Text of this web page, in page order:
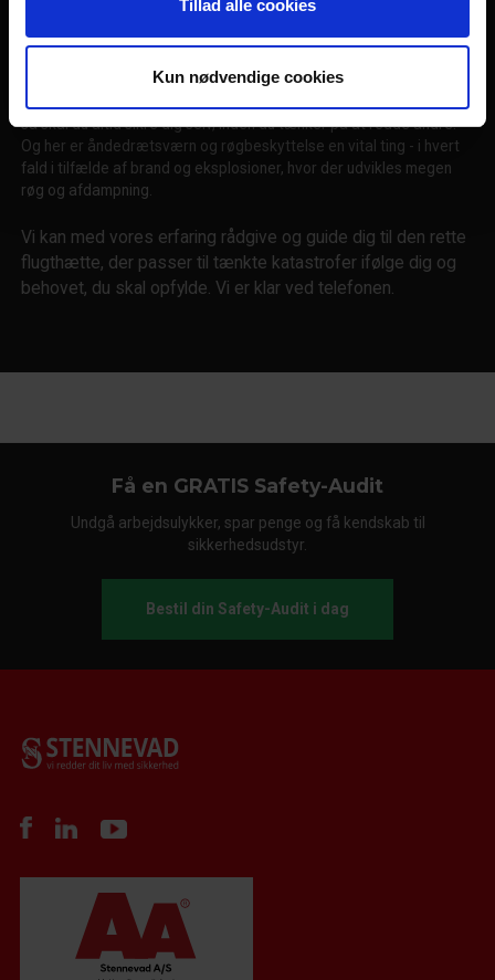
Tillad alle cookies
Kun nødvendige cookies
nødsituationer og evakueringssituationer alvorligt og
personligt.
Undgå umiddelbar røgforgiftning ved brand - tænk flugtmaske og
så skal du altid sikre dig selv, inden du tænker på at redde andre.
Og her er åndedrætsværn og røgbeskyttelse en vital ting - i hvert
fald i tilfælde af brand og eksplosioner, hvor der udvikles megen
røg og afdampning.
Vi kan med vores erfaring rådgive og guide dig til den rette
flugthætte, der passer til tænkte katastrofer ifølge dig og
behovet, du skal opfylde. Vi er klar ved telefonen.
Få en GRATIS Safety-Audit
Undgå arbejdsulykker, spar penge og få kendskab til
sikkerhedsudstyr.
Bestil din Safety-Audit i dag